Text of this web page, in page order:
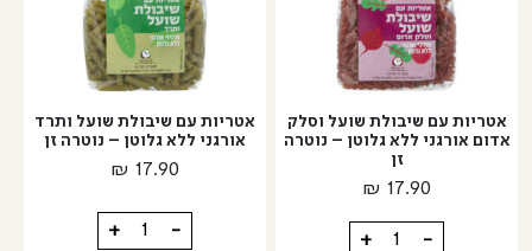
ללא
גלוטן
|
גלוטן
|
נוטרזן
אטריות עם שיבולת שועל וסלק
אדום אורגני ללא גלוטן – נוטרה
זן
₪ 17.90
-
כמות
+
אטריות עם שיבולת שועל ותרד
אורגני ללא גלוטן – נוטרה זן
₪ 17.90
-
כמות
+